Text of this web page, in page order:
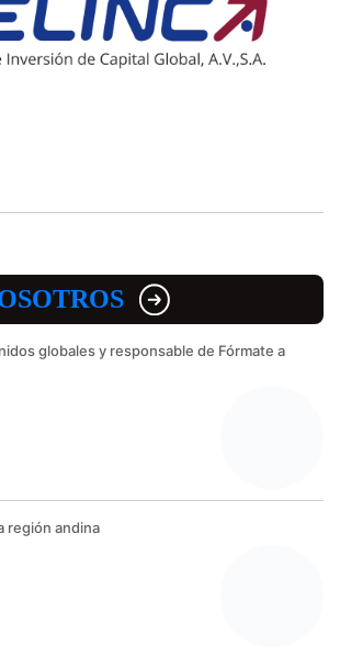
globales y responsable de Fórmate a
región andina